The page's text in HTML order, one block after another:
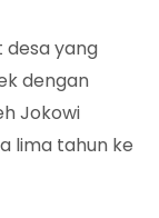
desa yang
dengan
Jokowi
lima tahun ke